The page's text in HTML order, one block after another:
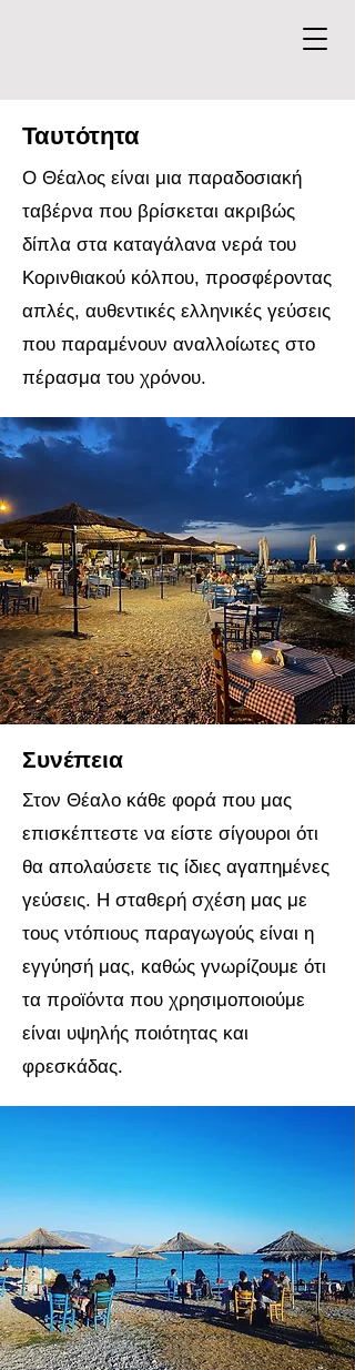
Ταυτότητα
Ο Θέαλος είναι μια παραδοσιακή
ταβέρνα που βρίσκεται ακριβώς
δίπλα στα καταγάλανα νερά του
Κορινθιακού κόλπου, προσφέροντας
απλές, αυθεντικές ελληνικές γεύσεις
που παραμένουν αναλλοίωτες στο
πέρασμα του χρόνου.
Συνέπεια
Στον Θέαλο κάθε φορά που μας
επισκέπτεστε να είστε σίγουροι ότι
θα απολαύσετε τις ίδιες αγαπημένες
γεύσεις. Η σταθερή σχέση μας με
τους ντόπιους παραγωγούς είναι η
εγγύησή μας, καθώς γνωρίζουμε ότι
τα προϊόντα που χρησιμοποιούμε
είναι υψηλής ποιότητας και
φρεσκάδας.